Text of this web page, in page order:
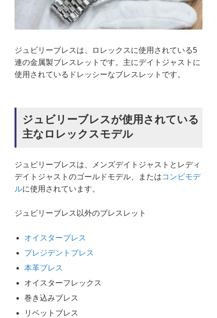
ジュビリーブレスは、ロレックスに使用されている5
連の金属製ブレスレットです。主にデイトジャストに
使用されているドレッシーなブレスレットです。
ジュビリーブレスが使用されている
主なロレックスモデル
ジュビリーブレスは、メンズデイトジャストとレディ
デイトジャストのゴールドモデル、またはコンビモデ
ルに使用されています。
ジュビリーブレス以外のブレスレット
オイスターブレス
プレジデントブレス
本革ブレス
オイスターフレックス
巻き込みブレス
リベットブレス